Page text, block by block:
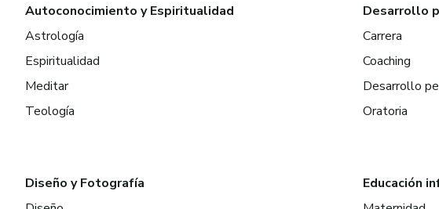
Autoconocimiento y Espiritualidad
Astrología
Espiritualidad
Meditar
Teología
Desarrollo
Carrera
Coaching
Desarrollo
Oratoria
Diseño y Fotografía
Educación